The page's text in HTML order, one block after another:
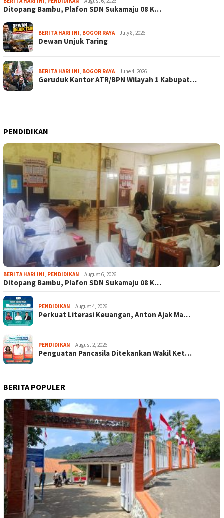
Ditopang Bambu, Plafon SDN Sukamaju 08 K…
BERITA HARI INI, BOGOR RAYA July 8, 2026
Dewan Unjuk Taring
BERITA HARI INI, BOGOR RAYA June 4, 2026
Geruduk Kantor ATR/BPN Wilayah 1 Kabupat…
PENDIDIKAN
BERITA HARI INI, PENDIDIKAN August 6, 2026
Ditopang Bambu, Plafon SDN Sukamaju 08 K…
PENDIDIKAN August 4, 2026
Perkuat Literasi Keuangan, Anton Ajak Ma…
PENDIDIKAN August 2, 2026
Penguatan Pancasila Ditekankan Wakil Ket…
BERITA POPULER